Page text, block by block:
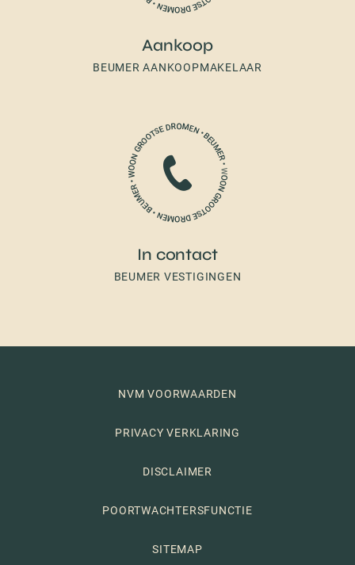
Aankoop
BEUMER AANKOOPMAKELAAR
In contact
BEUMER VESTIGINGEN
NVM VOORWAARDEN
PRIVACY VERKLARING
DISCLAIMER
POORTWACHTERSFUNCTIE
SITEMAP